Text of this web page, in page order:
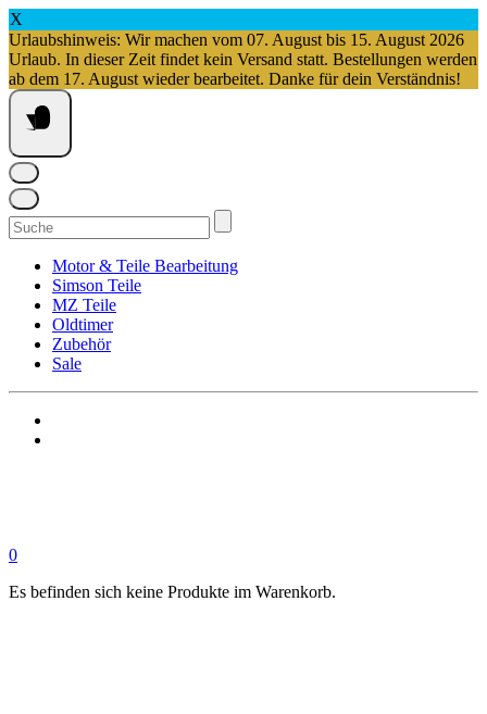
X
Urlaubshinweis: Wir machen vom 07. August bis 15. August 2026
Urlaub. In dieser Zeit findet kein Versand statt. Bestellungen werden
ab dem 17. August wieder bearbeitet. Danke für dein Verständnis!
Springe
zum
Inhalt
Suchen
nach:
Motor & Teile Bearbeitung
Simson Teile
MZ Teile
Oldtimer
Zubehör
Sale
0
Es befinden sich keine Produkte im Warenkorb.